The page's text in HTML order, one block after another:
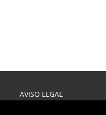
AVISO LEGAL